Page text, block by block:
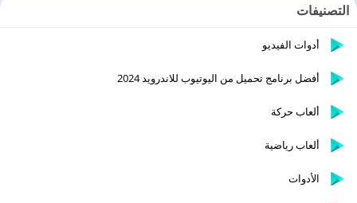
التصنيفات
أدوات الفيديو
أفضل برنامج تحميل من اليوتيوب للاندرويد 2024
ألعاب حركة
ألعاب رياضية
الأدوات